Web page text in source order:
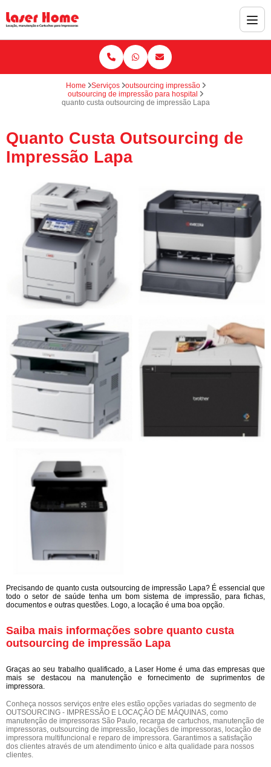
Home Serviços
outsourcing impressão
outsourcing de impressão para hospital
quanto custa outsourcing de impressão Lapa
Quanto Custa Outsourcing de
Impressão Lapa
Precisando de quanto custa outsourcing de impressão Lapa? É essencial que
todo o setor de saúde tenha um bom sistema de impressão, para fichas,
documentos e outras questões. Logo, a locação é uma boa opção.
Saiba mais informações sobre quanto custa
outsourcing de impressão Lapa
Graças ao seu trabalho qualificado, a Laser Home é uma das empresas que
mais se destacou na manutenção e fornecimento de suprimentos de
impressora.
Conheça nossos serviços entre eles estão opções variadas do segmento de
OUTSOURCING - IMPRESSÃO E LOCAÇÃO DE MÁQUINAS, como
manutenção de impressoras São Paulo, recarga de cartuchos, manutenção de
impressoras, outsourcing de impressão, locações de impressoras, locação de
impressora multifuncional e reparo de impressora. Garantimos a satisfação
dos clientes através de um atendimento único e alta qualidade para nossos
clientes.